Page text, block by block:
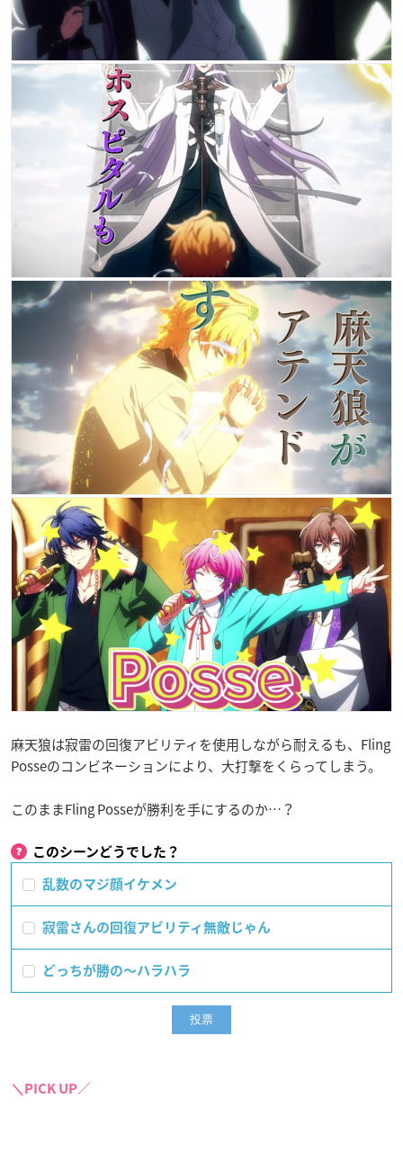
麻天狼は寂雷の回復アビリティを使用しながら耐えるも、Fling
Posseのコンビネーションにより、大打撃をくらってしまう。
このままFling Posseが勝利を手にするのか…？
このシーンどうでした？
乱数のマジ顔イケメン
寂雷さんの回復アビリティ無敵じゃん
どっちが勝の〜ハラハラ
＼PICK UP／